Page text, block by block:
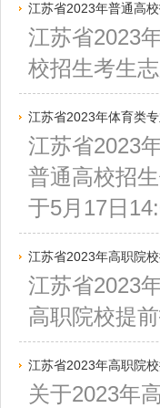
江苏省2023年普通高
江苏省2023
校招生考生
江苏省2023年体育类
江苏省2023
普通高校招
于5月17日
江苏省2023年高职院
江苏省2023
高职院校提
江苏省2023年高职院
关于2023年